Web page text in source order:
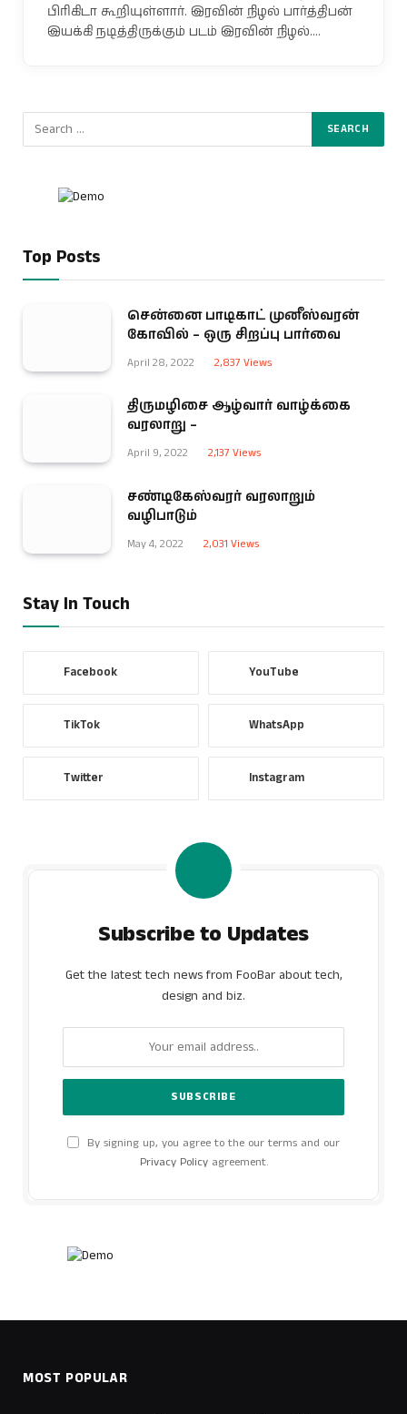
பிரிகிடா கூறியுள்ளார். இரவின் நிழல் பார்த்திபன்
இயக்கி நடித்திருக்கும் படம் இரவின் நிழல்.…
Top Posts
சென்னை பாடிகாட் முனீஸ்வரன்
கோவில் – ஒரு சிறப்பு பார்வை
April 28, 2022 2,837 Views
திருமழிசை ஆழ்வார் வாழ்க்கை
வரலாறு –
April 9, 2022 2,137 Views
சண்டிகேஸ்வரர் வரலாறும்
வழிபாடும்
May 4, 2022 2,031 Views
Stay In Touch
Facebook YouTube
TikTok WhatsApp
Twitter Instagram
Subscribe to Updates
Get the latest tech news from FooBar about tech,
design and biz.
By signing up, you agree to the our terms and our
Privacy Policyagreement.
MOST POPULAR